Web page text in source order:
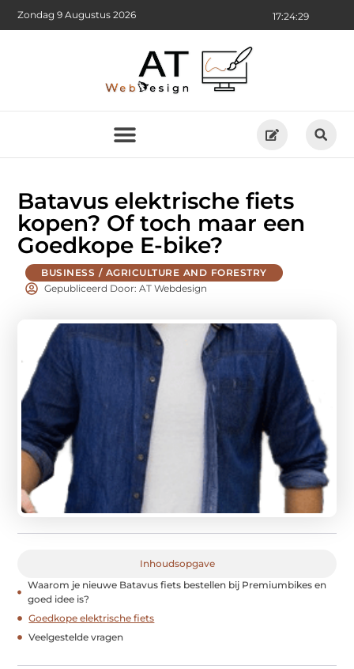
17:24:30
Zondag 9 Augustus 2026
Batavus elektrische fiets
kopen? Of toch maar een
Goedkope E-bike?
BUSINESS / AGRICULTURE AND FORESTRY
Gepubliceerd Door: AT Webdesign
Inhoudsopgave
Waarom je nieuwe Batavus fiets bestellen bij Premiumbikes en
goed idee is?
Goedkope elektrische fiets
Veelgestelde vragen